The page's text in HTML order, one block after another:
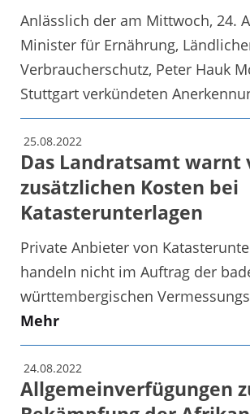
Anlässlich der am Mittwoch, 24.
Minister für Ernährung,
Verbraucherschutz, Peter Hauk
Stuttgart verkündeten
25.08.2022
Das Landratsamt warnt
zusätzlichen Kosten bei
Katasterunterlagen
Private Anbieter von
handeln nicht im Auftrag der
württembergischen
Mehr
24.08.2022
Allgemeinverfügungen